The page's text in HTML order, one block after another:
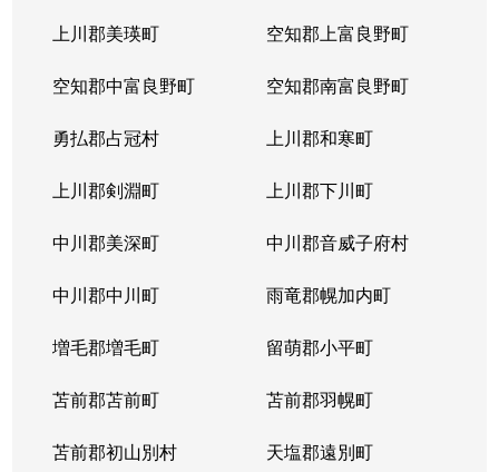
上川郡美瑛町 空知郡上富良野町
空知郡中富良野町 空知郡南富良野町
勇払郡占冠村 上川郡和寒町
上川郡剣淵町 上川郡下川町
中川郡美深町 中川郡音威子府村
中川郡中川町 雨竜郡幌加内町
増毛郡増毛町 留萌郡小平町
苫前郡苫前町 苫前郡羽幌町
苫前郡初山別村 天塩郡遠別町